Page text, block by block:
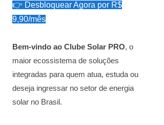
👉 Desbloquear Agora por R$
9,90/mês
Bem-vindo ao Clube Solar PRO, o
maior ecossistema de soluções
integradas para quem atua, estuda ou
deseja ingressar no setor de energia
solar no Brasil.